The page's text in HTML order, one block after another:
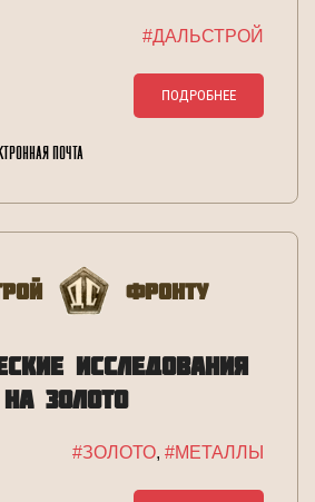
#ДАЛЬСТРОЙ
ПОДРОБНЕЕ
почта
Фронту
ИССЛЕДОВАНИЯ
НА ЗОЛОТО
#ЗОЛОТО, #МЕТАЛЛЫ